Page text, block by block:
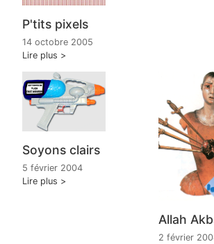
P'tits pixels
14 octobre 2005
Lire plus
Soyons clairs
5 février 2004
Lire plus
Allah
2 février